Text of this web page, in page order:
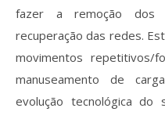
fazer a remoção dos
recuperação das redes.
movimentos repetitivos/
manuseamento de
evolução tecnológica